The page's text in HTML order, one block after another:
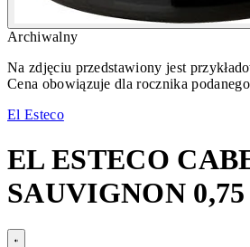
Archiwalny
Na zdjęciu przedstawiony jest
Cena obowiązuje dla rocznika
El Esteco
EL ESTECO
SAUVIGNON 0,75